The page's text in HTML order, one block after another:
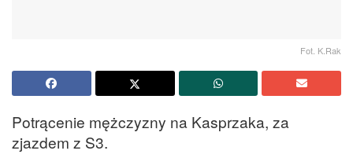
Fot. K.Rak
Potrącenie mężczyzny na Kasprzaka, za
zjazdem z S3.